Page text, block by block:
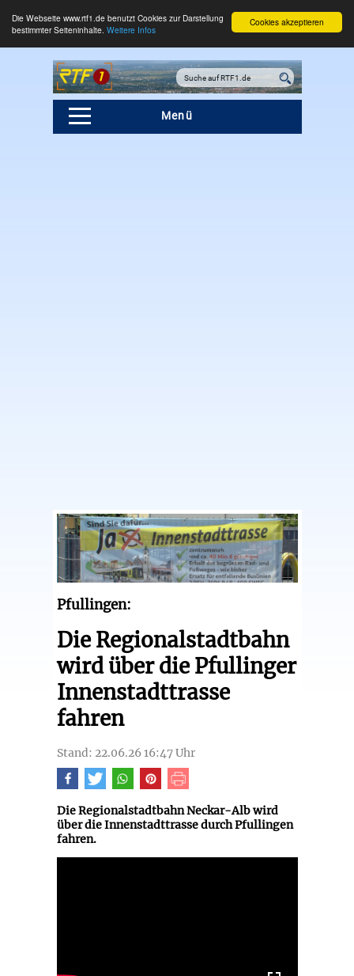
Cookies akzeptieren
Die Webseite www.rtf1.de benutzt Cookies zur Darstellung
bestimmter Seiteninhalte. Weitere Infos
Menü
Pfullingen:
Die Regionalstadtbahn
wird über die Pfullinger
Innenstadttrasse
fahren
Stand: 22.06.26 16:47 Uhr
Die Regionalstadtbahn Neckar-Alb wird
über die Innenstadttrasse durch Pfullingen
fahren.